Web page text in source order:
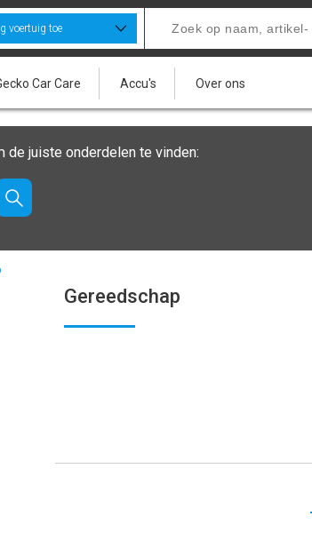
voertuig toe
Car Care Accu's Over ons
de juiste onderdelen te vinden:
Gereedschap